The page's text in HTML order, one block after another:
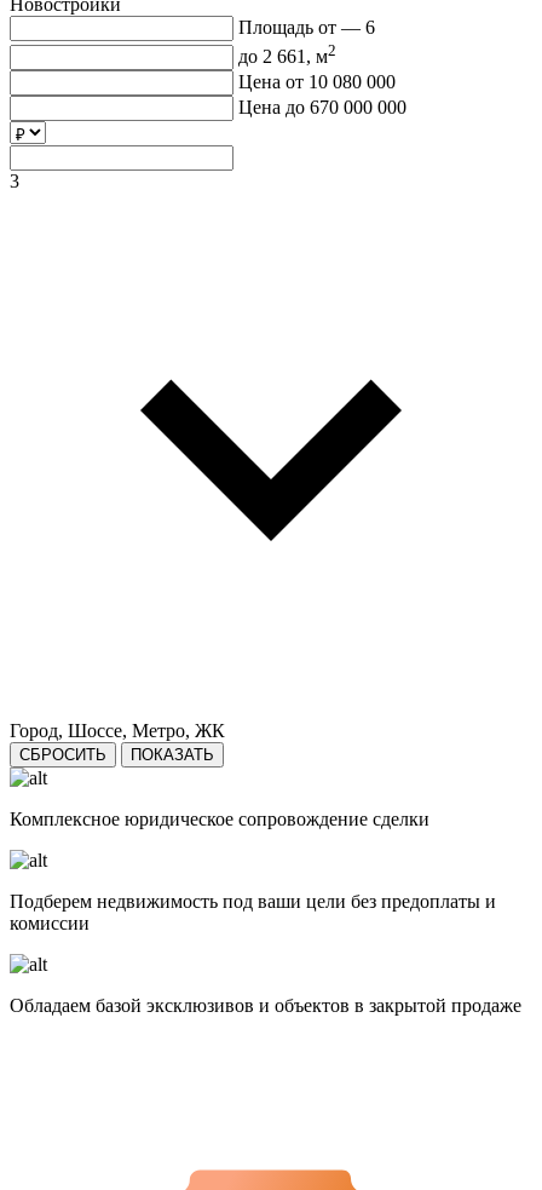
Площадь от — 6
до 2 661 , м2
Цена от 10 080 000
Цена до 670 000 000
3
Город, Шоссе, Метро, ЖК
СБРОСИТЬ ПОКАЗАТЬ
Комплексное юридическое сопровождение сделки
Подберем недвижимость под ваши цели без предоплаты и
комиссии
Обладаем базой эксклюзивов и объектов в закрытой продаже